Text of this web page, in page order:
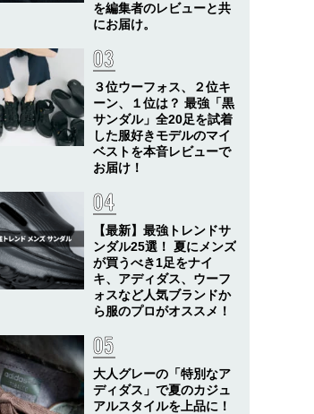
を編集者のレビューと共
にお届け。
３位ウーフォス、２位キ
ーン、１位は？ 最強「黒
サンダル」全20足を試着
した服好きモデルのマイ
ベストを本音レビューで
お届け！
【最新】最強トレンドサ
ンダル25選！ 夏にメンズ
が買うべき1足をナイ
キ、アディダス、ウーフ
ォスなど人気ブランドか
ら服のプロがオススメ！
大人グレーの「特別なア
ディダス」で夏のカジュ
アルスタイルを上品に！